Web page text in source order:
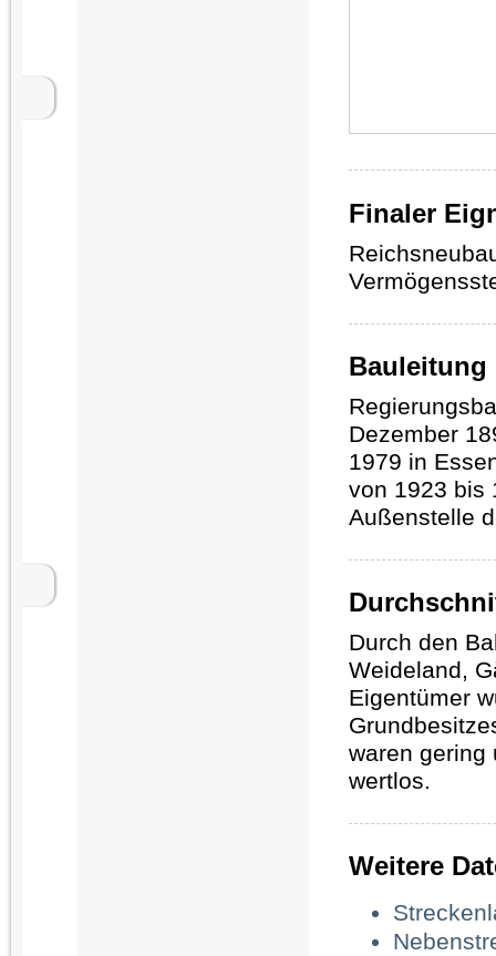
Finaler
Bauleitung
Dezember
1979 in
von 1923 bis
Außenstelle
Durch den
Weideland,
Eigentümer
waren gering
wertlos.
Weitere